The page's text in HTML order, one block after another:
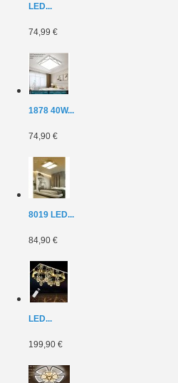
LED...
74,99 €
1878 40W...
74,90 €
8019 LED...
84,90 €
LED...
199,90 €